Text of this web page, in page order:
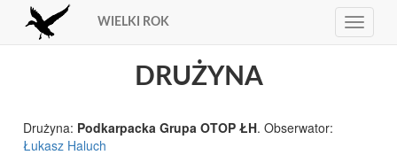
Toggle
WIELKI ROK
DRUŻYNA
Drużyna: Podkarpacka Grupa OTOP ŁH. Obserwator:
Łukasz Haluch